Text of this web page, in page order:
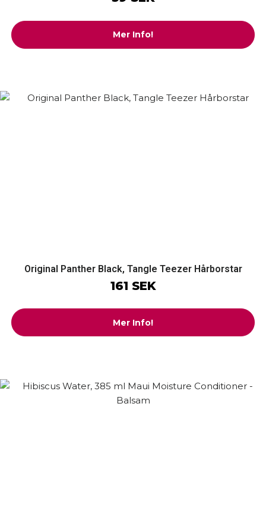
Mer Info!
Original Panther Black, Tangle Teezer Hårborstar
161 SEK
Mer Info!